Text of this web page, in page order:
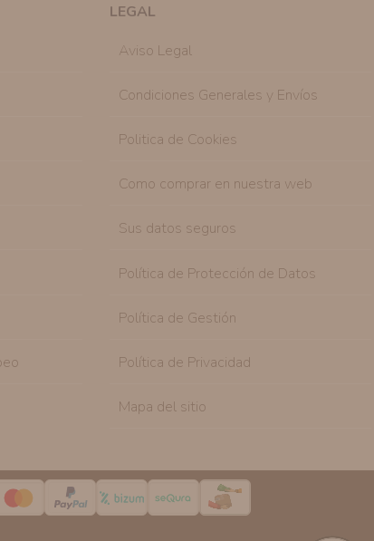
Con carácter general, sólo el personal de
Tiene derecho a saber qué información tenemos
LEGAL
Aviso Legal
Condiciones Generales y Envíos
Politica de Cookies
Como comprar en nuestra web
Sus datos seguros
Política de Protección de Datos
Política de Gestión
Política de Privacidad
Mapa del sitio